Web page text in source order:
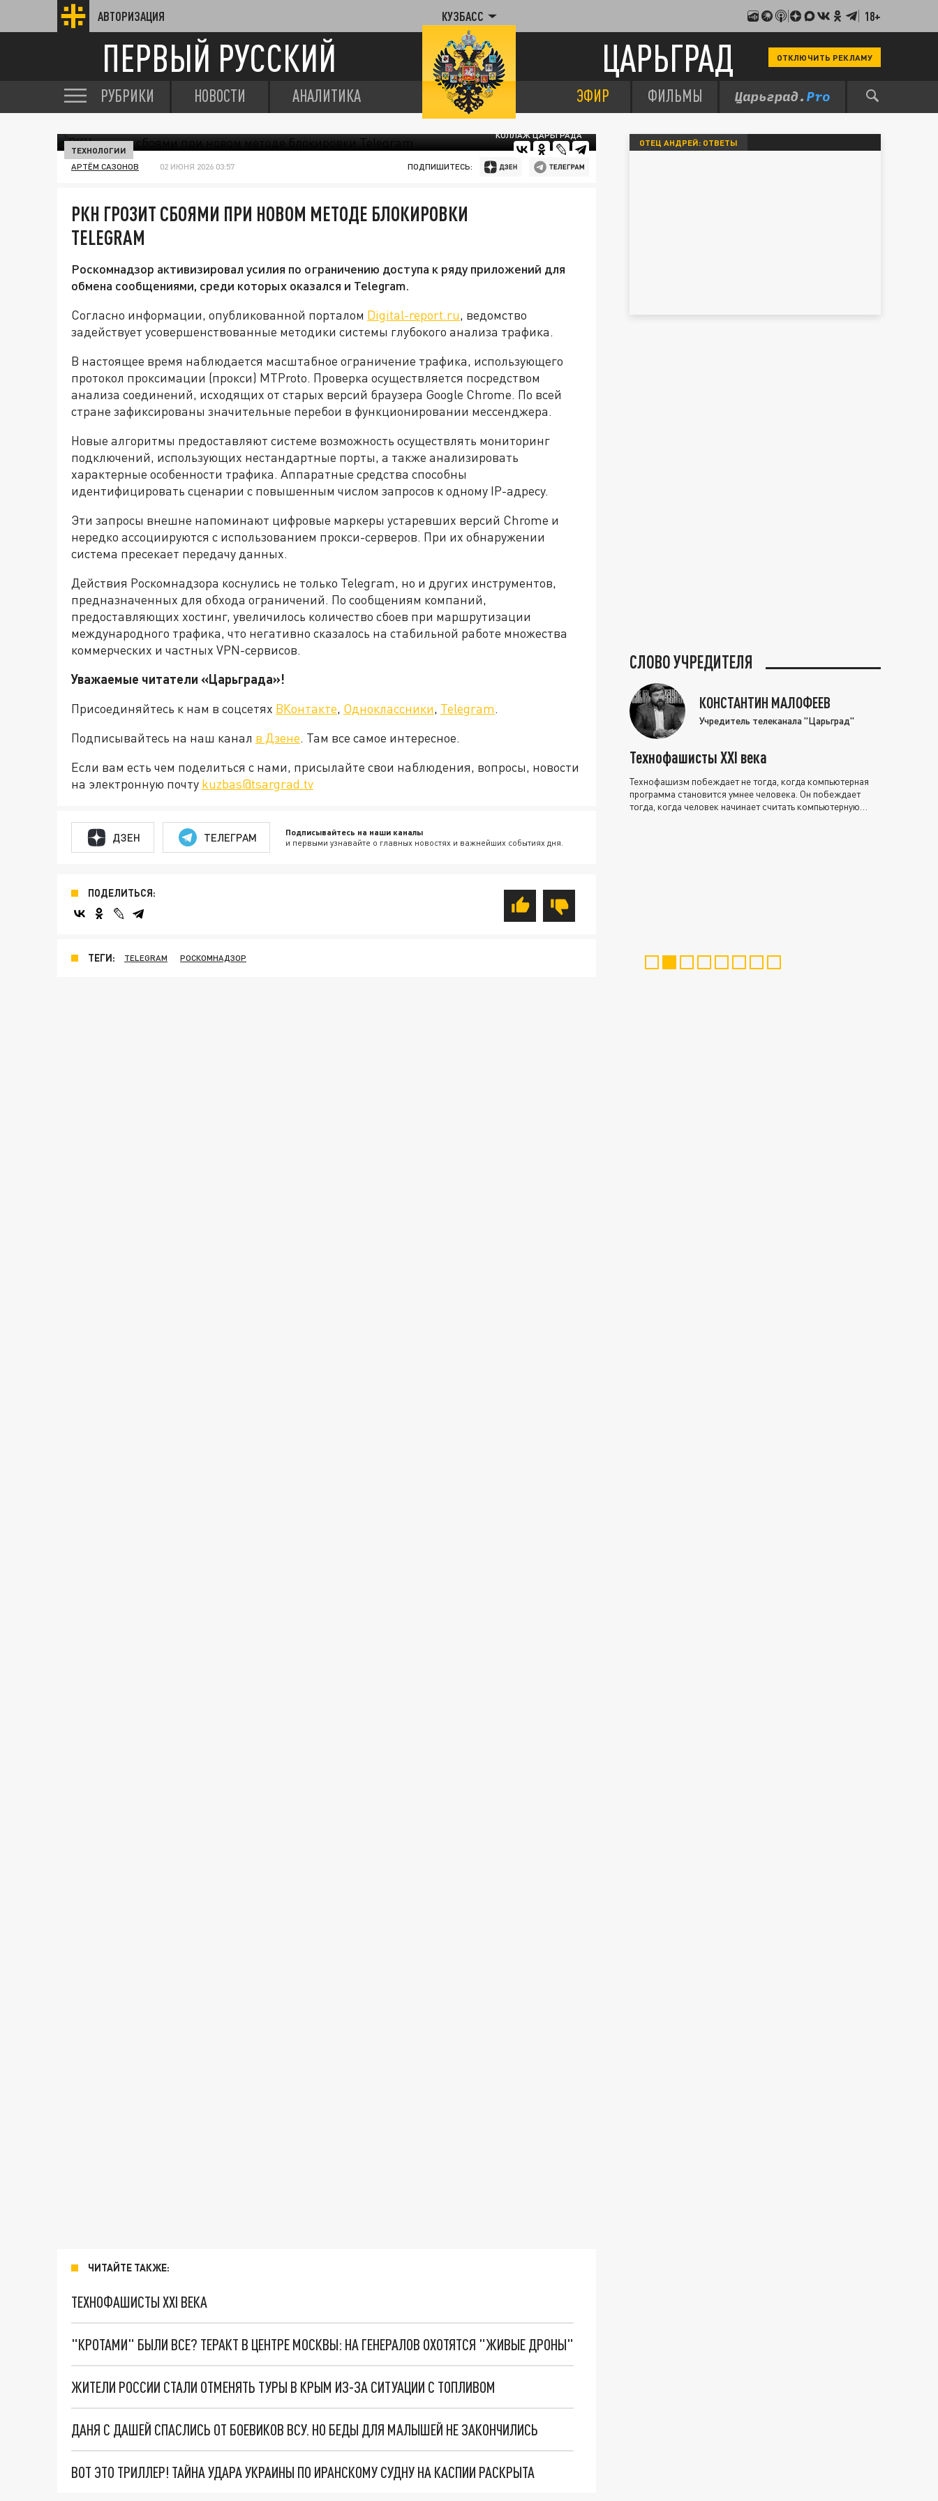
АВТОРИЗАЦИЯ КУЗБАСС 18+
ПЕРВЫЙ РУССКИЙ ЦАРЬГРАД ОТКЛЮЧИТЬ РЕКЛАМУ
РУБРИКИ НОВОСТИ АНАЛИТИКА ЭФИР ФИЛЬМЫ
КОЛЛАЖ ЦАРЬГРАДА
ТЕХНОЛОГИИ
АРТЁМ САЗОНОВ 02 ИЮНЯ 2026 03:57 ПОДПИШИТЕСЬ:
РКН ГРОЗИТ СБОЯМИ ПРИ НОВОМ МЕТОДЕ БЛОКИРОВКИ
TELEGRAM
Роскомнадзор активизировал усилия по ограничению доступа к ряду приложений для
обмена сообщениями, среди которых оказался и Telegram.
Согласно информации, опубликованной порталом Digital-report.ru, ведомство
задействует усовершенствованные методики системы глубокого анализа трафика.
В настоящее время наблюдается масштабное ограничение трафика, использующего
протокол проксимации (прокси) MTProto. Проверка осуществляется посредством
анализа соединений, исходящих от старых версий браузера Google Chrome. По всей
стране зафиксированы значительные перебои в функционировании мессенджера.
Новые алгоритмы предоставляют системе возможность осуществлять мониторинг
подключений, использующих нестандартные порты, а также анализировать
характерные особенности трафика. Аппаратные средства способны
идентифицировать сценарии с повышенным числом запросов к одному IP-адресу.
Эти запросы внешне напоминают цифровые маркеры устаревших версий Chrome и
нередко ассоциируются с использованием прокси-серверов. При их обнаружении
система пресекает передачу данных.
Действия Роскомнадзора коснулись не только Telegram, но и других инструментов,
предназначенных для обхода ограничений. По сообщениям компаний,
предоставляющих хостинг, увеличилось количество сбоев при маршрутизации
международного трафика, что негативно сказалось на стабильной работе множества
коммерческих и частных VPN-сервисов.
Уважаемые читатели «Царьграда»!
Присоединяйтесь к нам в соцсетях ВКонтакте, Одноклассники, Telegram.
Подписывайтесь на наш канал в Дзене. Там все самое интересное.
Если вам есть чем поделиться с нами, присылайте свои наблюдения, вопросы, новости
на электронную почту kuzbas@tsargrad.tv
ДЗЕН ТЕЛЕГРАМ Подписывайтесь на наши каналы
и первыми узнавайте о главных новостях и важнейших событиях дня.
ПОДЕЛИТЬСЯ:
ТЕГИ: TELEGRAM РОСКОМНАДЗОР
ЧИТАЙТЕ ТАКЖЕ:
ТЕХНОФАШИСТЫ XXI ВЕКА
"КРОТАМИ" БЫЛИ ВСЕ? ТЕРАКТ В ЦЕНТРЕ МОСКВЫ: НА ГЕНЕРАЛОВ ОХОТЯТСЯ "ЖИВЫЕ ДРОНЫ"
ЖИТЕЛИ РОССИИ СТАЛИ ОТМЕНЯТЬ ТУРЫ В КРЫМ ИЗ-ЗА СИТУАЦИИ С ТОПЛИВОМ
ДАНЯ С ДАШЕЙ СПАСЛИСЬ ОТ БОЕВИКОВ ВСУ. НО БЕДЫ ДЛЯ МАЛЫШЕЙ НЕ ЗАКОНЧИЛИСЬ
ВОТ ЭТО ТРИЛЛЕР! ТАЙНА УДАРА УКРАИНЫ ПО ИРАНСКОМУ СУДНУ НА КАСПИИ РАСКРЫТА
ОТЕЦ АНДРЕЙ: ОТВЕТЫ
СЛОВО УЧРЕДИТЕЛЯ
КОНСТАНТИН МАЛОФЕЕВ
Учредитель телеканала "Царьград"
Технофашисты XXI века
Технофашизм побеждает не тогда, когда компьютерная
программа становится умнее человека. Он побеждает
тогда, когда человек начинает считать компьютерную